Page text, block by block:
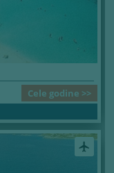
Cele godine >>
airplanemode_active